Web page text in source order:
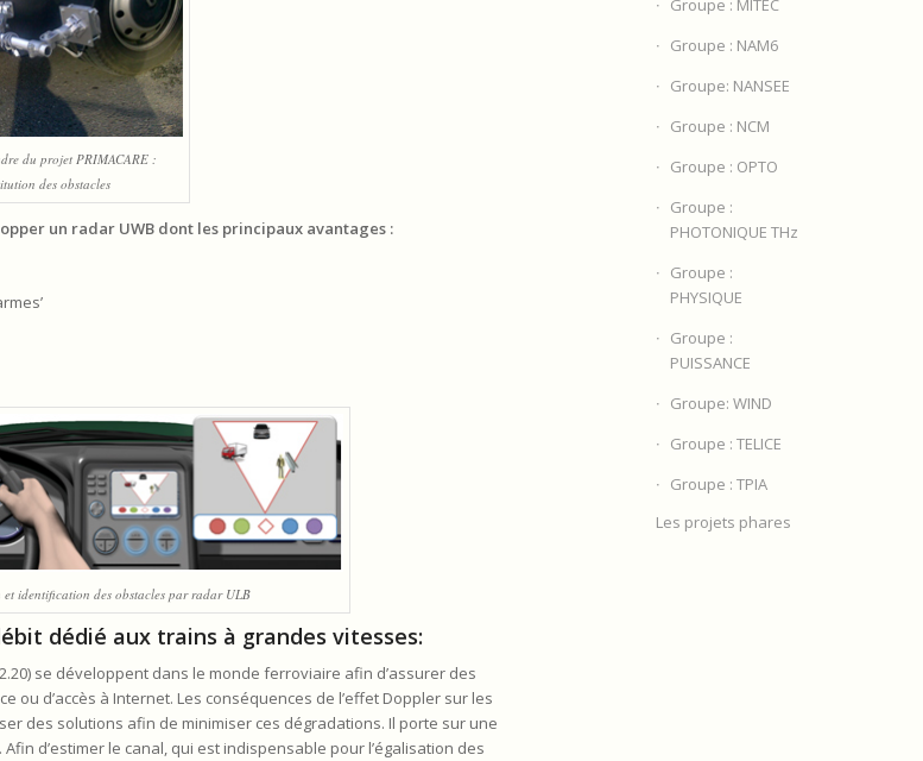
du projet PRIMACARE :
des obstacles
un radar UWB dont les principaux avantages :
identification des obstacles par radar ULB
dédié aux trains à grandes vitesses:
se développent dans le monde ferroviaire afin d’assurer des
d’accès à Internet. Les conséquences de l’effet Doppler sur les
des solutions afin de minimiser ces dégradations. Il porte sur une
d’estimer le canal, qui est indispensable pour l’égalisation des
Groupe : MITEC
Groupe : NAM6
Groupe: NANSEE
Groupe : NCM
Groupe : OPTO
Groupe :
PHOTONIQUE THz
Groupe :
PHYSIQUE
Groupe :
PUISSANCE
Groupe: WIND
Groupe : TELICE
Groupe : TPIA
Les projets phares